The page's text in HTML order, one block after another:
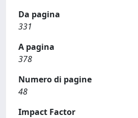
Da pagina
331
A pagina
378
Numero di pagine
48
Impact Factor